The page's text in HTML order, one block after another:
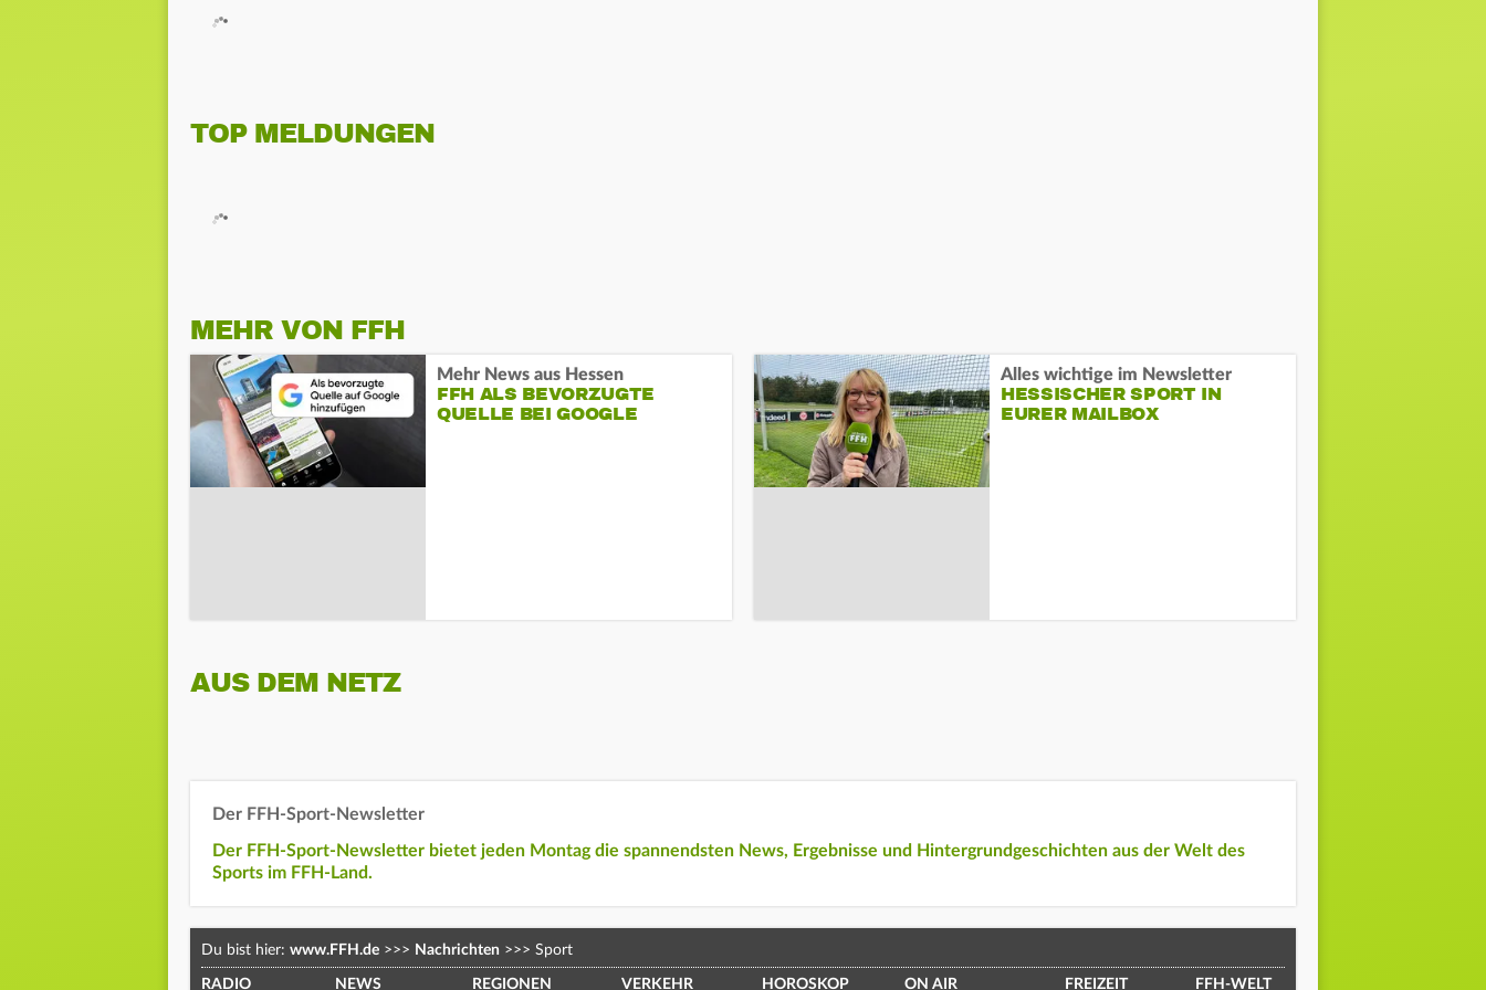
TOP MELDUNGEN
MEHR VON FFH
Mehr News aus Hessen
FFH ALS BEVORZUGTE
QUELLE BEI GOOGLE
Alles wichtige im Newsletter
HESSISCHER SPORT IN
EURER MAILBOX
AUS DEM NETZ
Der FFH-Sport-Newsletter
Der FFH-Sport-Newsletter bietet jeden Montag die spannendsten News, Ergebnisse und Hintergrundgeschichten aus der Welt des
Sports im FFH-Land.
Du bist hier: www.FFH.de >>> Nachrichten >>> Sport
RADIO NEWS REGIONEN VERKEHR HOROSKOP ON AIR FREIZEIT FFH-WELT